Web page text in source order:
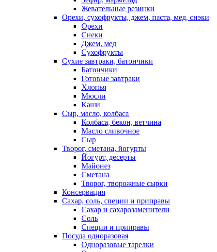
Жевательные резинки
Орехи, сухофрукты, джем, паста, мед, снэки
Орехи
Снеки
Джем, мед
Сухофрукты
Сухие завтраки, батончики
Батончики
Готовые завтраки
Хлопья
Мюсли
Каши
Сыр, масло, колбаса
Колбаса, бекон, ветчина
Масло сливочное
Сыр
Творог, сметана, йогурты
Йогурт, десерты
Майонез
Сметана
Творог, творожные сырки
Консервация
Сахар, соль, специи и приправы
Сахар и сахарозаменители
Соль
Специи и приправы
Посуда одноразовая
Одноразовые тарелки